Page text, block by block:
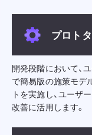
プロト
開発段階において、
で簡易版の施策モデ
トを実施し、ユーザ
改善に活用します。